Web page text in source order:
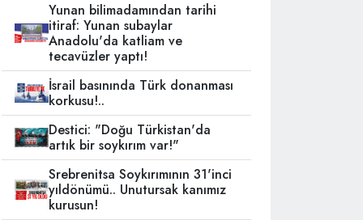
Yunan bilimadamından tarihi
itiraf: Yunan subaylar
Anadolu'da katliam ve
tecavüzler yaptı!
İsrail basınında Türk donanması
korkusu!..
Destici: "Doğu Türkistan'da
artık bir soykırım var!"
Srebrenitsa Soykırımının 31'inci
yıldönümü.. Unutursak kanımız
kurusun!